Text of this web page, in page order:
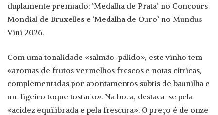
duplamente premiado: ‘Medalha de Prata’ no Concours
Mondial de Bruxelles e ‘Medalha de Ouro’ no Mundus
Vini 2026.
Com uma tonalidade «salmão-pálido», este vinho tem
«aromas de frutos vermelhos frescos e notas cítricas,
complementadas por apontamentos subtis de baunilha e
um ligeiro toque tostado». Na boca, destaca-se pela
«acidez equilibrada e pela frescura». O preço é de onze